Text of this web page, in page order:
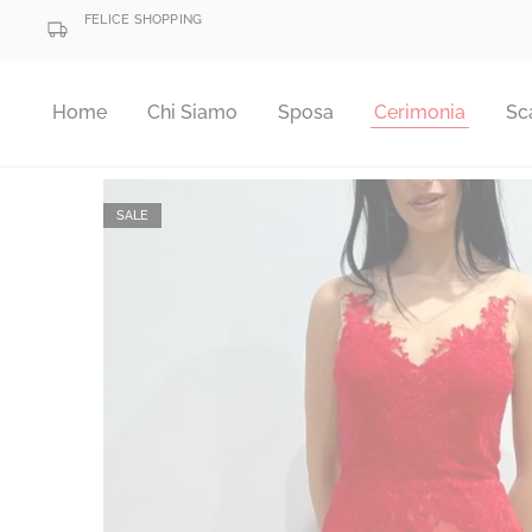
FELICE SHOPPING
Home Chi Siamo Sposa Cerimonia
SALE